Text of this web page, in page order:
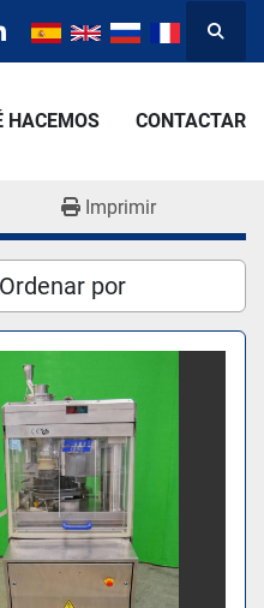
HACEMOS CONTACTAR
Imprimir
Ordenar por